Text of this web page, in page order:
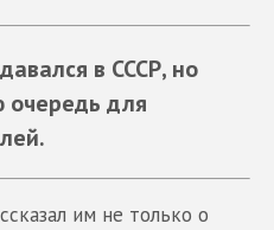
в СССР, но
очередь для
им не только о